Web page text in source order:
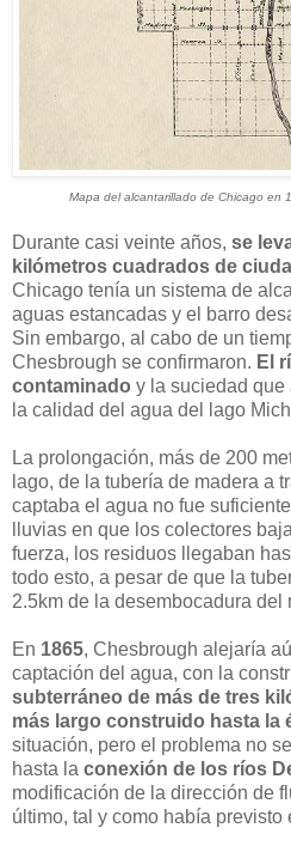
Mapa del alcantarillado de Chicago en
Durante casi veinte años, se
kilómetros cuadrados de
Chicago tenía un sistema de
aguas estancadas y el barro
Sin embargo, al cabo de un
Chesbrough se confirmaron. El
contaminado y la suciedad que
la calidad del agua del lago
La prolongación, más de 200
lago, de la tubería de madera a
captaba el agua no fue
lluvias en que los colectores
fuerza, los residuos llegaban
todo esto, a pesar de que la
2.5km de la desembocadura del
En 1865, Chesbrough alejaría
captación del agua, con la
subterráneo de más de tres
más largo construido hasta la
situación, pero el problema no
hasta la conexión de los ríos
modificación de la dirección de
último, tal y como había